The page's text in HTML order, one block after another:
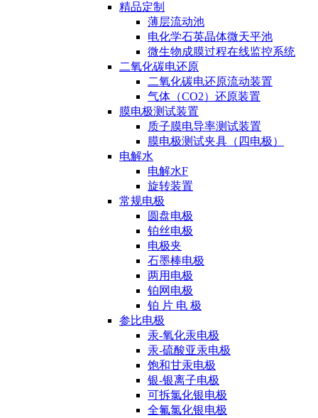
精品定制
薄层流动池
电化学石英晶体微天平池
微生物成膜过程在线监控系统
二氧化碳电还原
二氧化碳电还原流动装置
气体（CO2）还原装置
膜电极测试装置
质子膜电导率测试装置
膜电极测试夹具（四电极）
电解水
电解水F
旋转装置
常规电极
圆盘电极
铂丝电极
电极夹
石墨棒电极
两用电极
铂网电极
铂 片 电 极
参比电极
汞-氧化汞电极
汞-硫酸亚汞电极
饱和甘汞电极
银-银离子电极
可拆氯化银电极
全氟氯化银电极